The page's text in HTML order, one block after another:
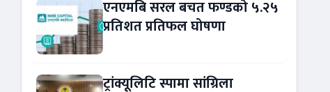
एनएमबि सरल बचत फण्डको ५.२५
प्रतिशत प्रतिफल घोषणा
ट्रांक्यूलिटि स्पामा सांग्रिला